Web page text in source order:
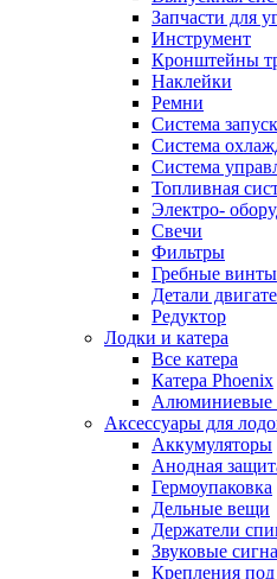
Запчасти для
Инструмент
Кронштейны
Наклейки
Ремни
Система
Система
Система
Топливная
Электро-
Свечи
Фильтры
Гребные винты
Детали
Редуктор
Лодки и катера
Все катера
Катера Phoenix
Алюминиевые
Аксессуары для
Аккумуляторы
Анодная
Гермоупаковка
Дельные вещи
Держатели
Звуковые
Крепления под